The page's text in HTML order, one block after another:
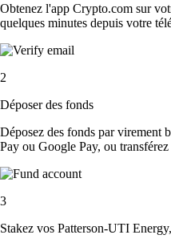
Obtenez l'app Crypto.com sur
quelques minutes depuis votre
2
Déposer des fonds
Déposez des fonds par virement
Pay ou Google Pay, ou
3
Stakez vos Patterson-UTI